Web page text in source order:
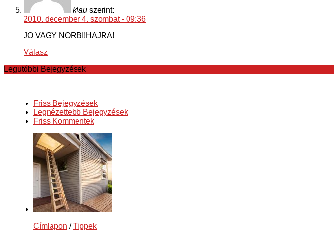
klau szerint:
2010. december 4. szombat - 09:36
JO VAGY NORBI!HAJRA!
Válasz
Legutóbbi Bejegyzések
Friss Bejegyzések
Legnézettebb Bejegyzések
Friss Kommentek
Címlapon /Tippek